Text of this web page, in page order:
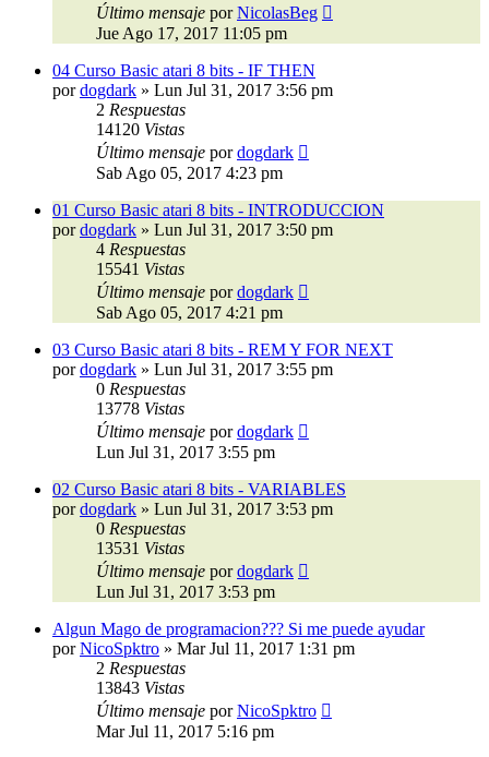
Último mensaje porNicolasBeg
Jue Ago 17, 2017 11:05 pm
04 Curso Basic atari 8 bits - IF THEN
pordogdark » Lun Jul 31, 2017 3:56 pm
2 Respuestas
14120 Vistas
Último mensaje pordogdark
Sab Ago 05, 2017 4:23 pm
01 Curso Basic atari 8 bits - INTRODUCCION
pordogdark » Lun Jul 31, 2017 3:50 pm
4 Respuestas
15541 Vistas
Último mensaje pordogdark
Sab Ago 05, 2017 4:21 pm
03 Curso Basic atari 8 bits - REM Y FOR NEXT
pordogdark » Lun Jul 31, 2017 3:55 pm
0 Respuestas
13778 Vistas
Último mensaje pordogdark
Lun Jul 31, 2017 3:55 pm
02 Curso Basic atari 8 bits - VARIABLES
pordogdark » Lun Jul 31, 2017 3:53 pm
0 Respuestas
13531 Vistas
Último mensaje pordogdark
Lun Jul 31, 2017 3:53 pm
Algun Mago de programacion??? Si me puede ayudar
porNicoSpktro » Mar Jul 11, 2017 1:31 pm
2 Respuestas
13843 Vistas
Último mensaje porNicoSpktro
Mar Jul 11, 2017 5:16 pm